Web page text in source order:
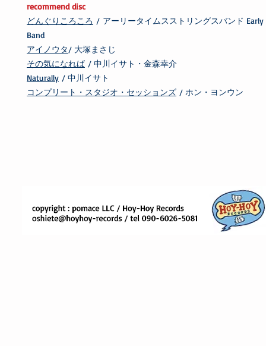
recommend disc
どんぐりころころ / アーリータイムスストリングスバンド Early
Band
アイノウタ/ 大塚まさじ
その気になれば/ 中川イサト・金森幸介
Naturally / 中川イサト
コンプリート・スタジオ・セッションズ / ホン・ヨンウン